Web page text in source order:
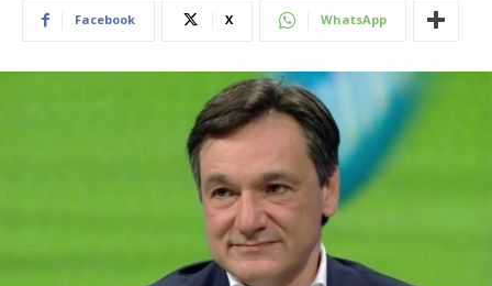
Facebook X WhatsApp